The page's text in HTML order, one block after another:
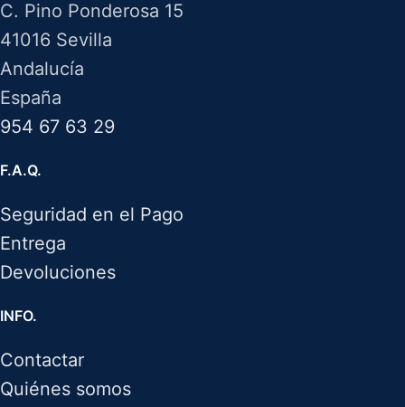
C. Pino Ponderosa 15
41016 Sevilla
Andalucía
España
954 67 63 29
F.A.Q.
Seguridad en el Pago
Entrega
Devoluciones
INFO.
Contactar
Quiénes somos